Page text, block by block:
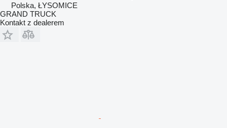
Polska, ŁYSOMICE
GRAND TRUCK
Kontakt z dealerem